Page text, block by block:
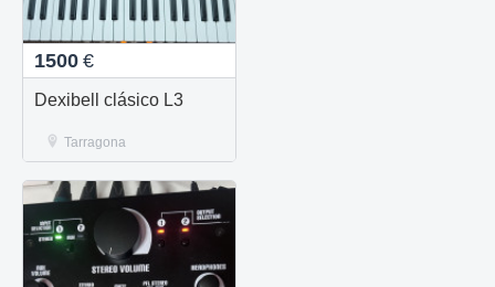
1500 €
Dexibell clásico L3
Tarragona